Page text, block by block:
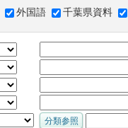
外国語 千葉県資料